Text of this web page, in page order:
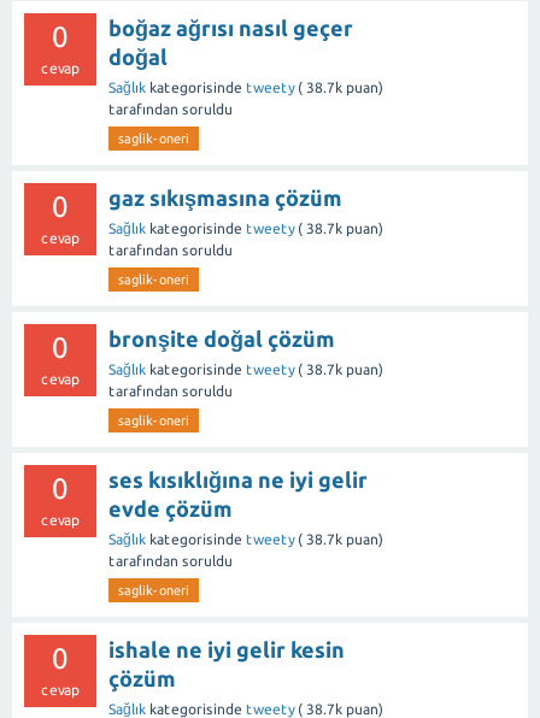
0
cevap
boğaz ağrısı nasıl geçer
doğal
Sağlık kategorisinde tweety ( 38.7k puan)
tarafından soruldu
saglik-oneri
0
cevap
gaz sıkışmasına çözüm
Sağlık kategorisinde tweety ( 38.7k puan)
tarafından soruldu
saglik-oneri
0
cevap
bronşite doğal çözüm
Sağlık kategorisinde tweety ( 38.7k puan)
tarafından soruldu
saglik-oneri
0
cevap
ses kısıklığına ne iyi gelir
evde çözüm
Sağlık kategorisinde tweety ( 38.7k puan)
tarafından soruldu
saglik-oneri
0
cevap
ishale ne iyi gelir kesin
çözüm
Sağlık kategorisinde tweety ( 38.7k puan)